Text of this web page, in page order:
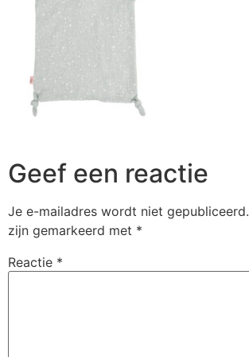
Geef een reactie
Je e-mailadres wordt niet gepubliceerd.
zijn gemarkeerd met *
Reactie *